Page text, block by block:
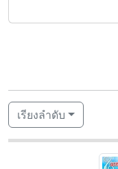
เรียงลำดับ